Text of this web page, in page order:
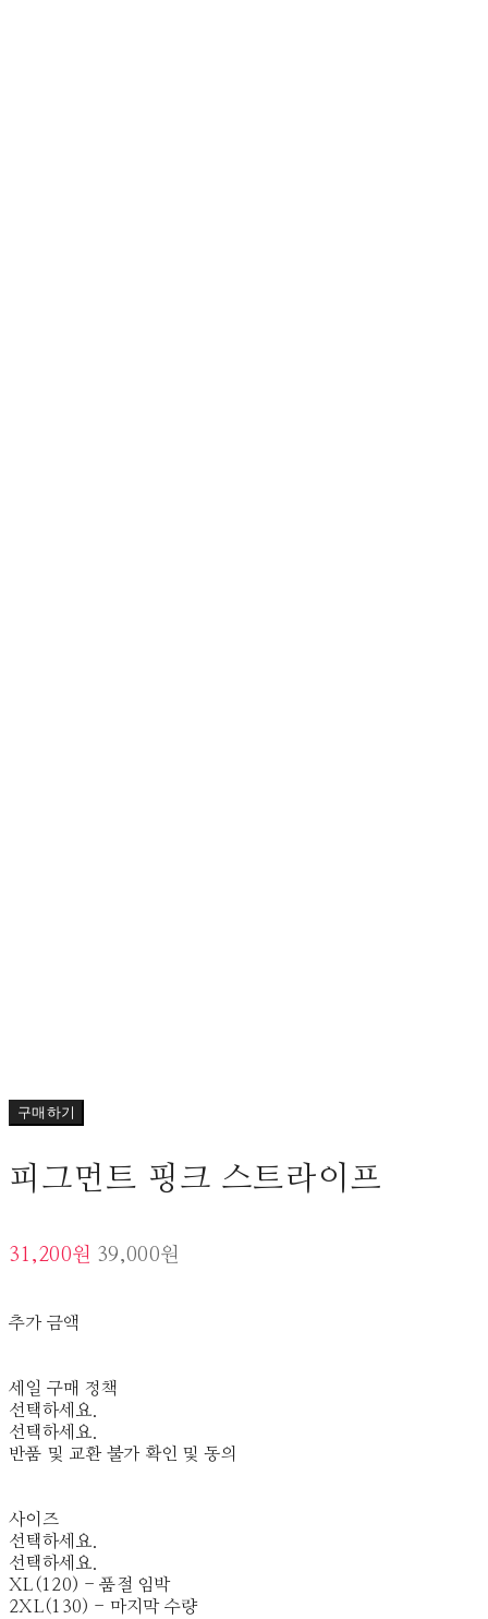
구매하기
피그먼트 핑크 스트라이프
31,200원 39,000원
추가 금액
세일 구매 정책
선택하세요.
선택하세요.
반품 및 교환 불가 확인 및 동의
사이즈
선택하세요.
선택하세요.
XL(120) - 품절 임박
2XL(130) - 마지막 수량